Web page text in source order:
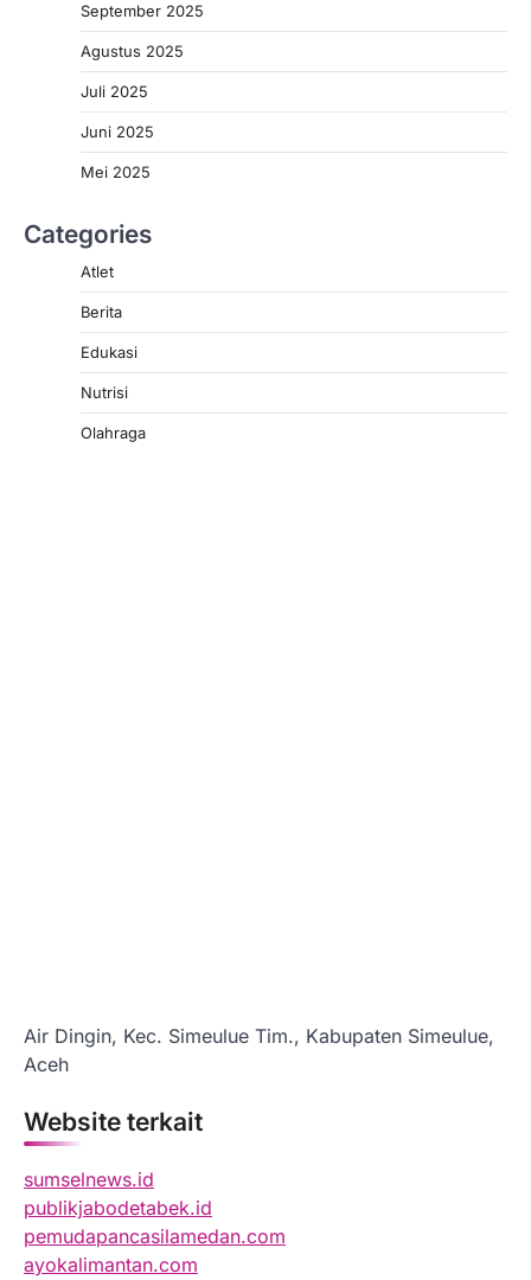
September 2025
Agustus 2025
Juli 2025
Juni 2025
Mei 2025
Categories
Atlet
Berita
Edukasi
Nutrisi
Olahraga
Air Dingin, Kec. Simeulue Tim., Kabupaten Simeulue,
Aceh
Website terkait
sumselnews.id
publikjabodetabek.id
pemudapancasilamedan.com
ayokalimantan.com